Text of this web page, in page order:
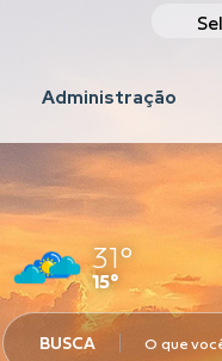
Administração
31°
15°
BUSCA